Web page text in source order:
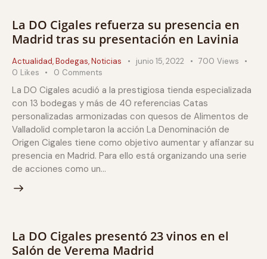
La DO Cigales refuerza su presencia en
Madrid tras su presentación en Lavinia
Actualidad,Bodegas,Noticias junio 15, 2022 700 Views
0 Likes 0 Comments
La DO Cigales acudió a la prestigiosa tienda especializada
con 13 bodegas y más de 40 referencias Catas
personalizadas armonizadas con quesos de Alimentos de
Valladolid completaron la acción La Denominación de
Origen Cigales tiene como objetivo aumentar y afianzar su
presencia en Madrid. Para ello está organizando una serie
de acciones como un…
La DO Cigales presentó 23 vinos en el
Salón de Verema Madrid